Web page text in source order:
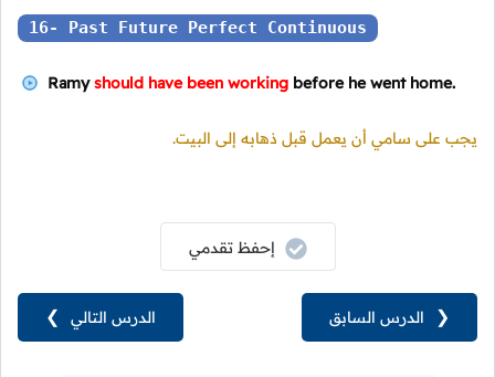
16- Past Future Perfect Continuous
Ramyshould have been working before he went home.
يجب على سامي أن يعمل قبل ذهابه إلى البيت.
الدرس التالي ❯
إحفظ تقدمي
❮ الدرس السابق